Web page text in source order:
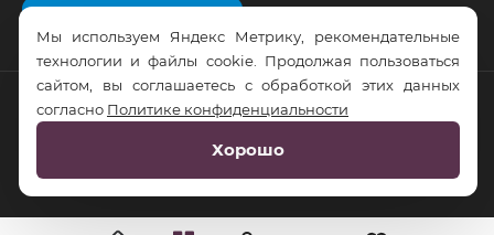
© RusTrus. 2011-2026. Все права защищены
RS Digital
Мы используем Яндекс Метрику, рекомендательные
технологии и файлы cookie. Продолжая пользоваться
сайтом, вы соглашаетесь с обработкой этих данных
согласно Политике конфиденциальности
Хорошо